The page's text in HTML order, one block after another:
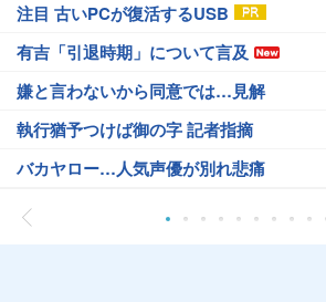
注目 古いPCが復活するUSB
有吉「引退時期」について言及
嫌と言わないから同意では…見解
執行猶予つけば御の字 記者指摘
バカヤロー…人気声優が別れ悲痛